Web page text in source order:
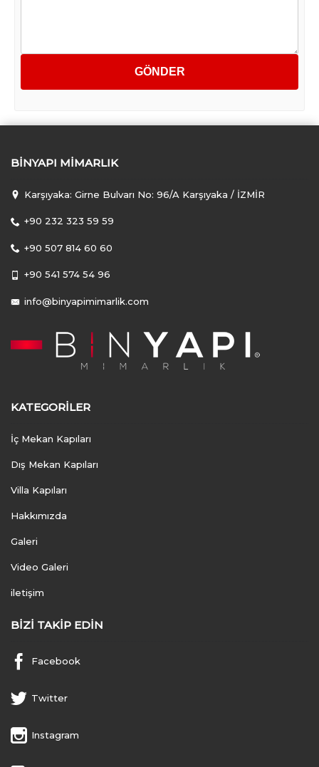
BINYAPI MIMARLIK
Karşıyaka: Girne Bulvarı No: 96/A Karşıyaka / İZMİR
+90 232 323 59 59
+90 507 814 60 60
+90 541 574 54 96
info@binyapimimarlik.com
KATEGORILER
İç Mekan Kapıları
Dış Mekan Kapıları
Villa Kapıları
Hakkımızda
Galeri
Video Galeri
iletişim
BIZI TAKIP EDIN
Facebook
Twitter
Instagram